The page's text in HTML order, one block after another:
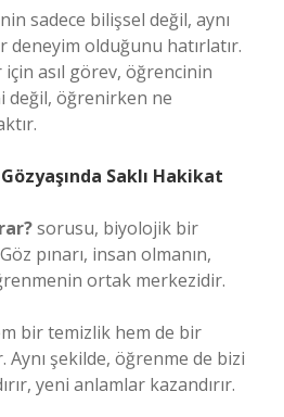
sadece bilişsel değil, aynı
deneyim olduğunu hatırlatır.
asıl görev, öğrencinin
değil, öğrenirken ne
Saklı Hakikat
sorusu, biyolojik bir
pınarı, insan olmanın,
ortak merkezidir.
bir temizlik hem de bir
Aynı şekilde, öğrenme de bizi
yeni anlamlar kazandırır.